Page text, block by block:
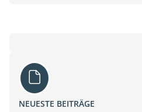
NEUESTE BEITRÄGE